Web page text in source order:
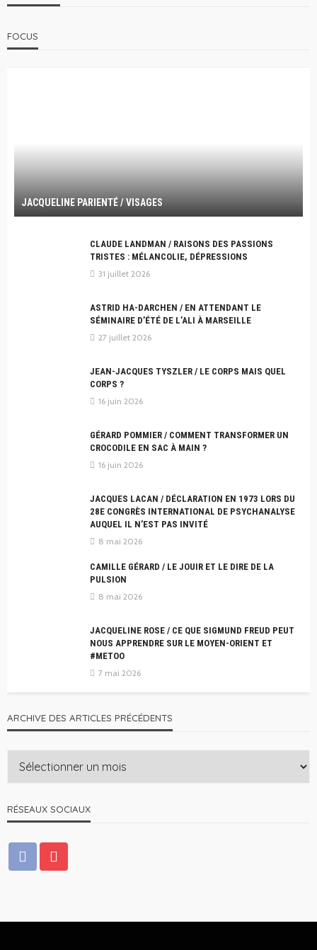
FOCUS
JACQUELINE PARIENTÉ / VISAGES
CLAUDE LANDMAN / RAISONS DES PASSIONS
TRISTES : MÉLANCOLIE, DÉPRESSIONS
31 juillet 2026
ASTRID HA-DARCHEN / EN ATTENDANT LE
SÉMINAIRE D’ÉTÉ DE L’ALI À MARSEILLE
27 juillet 2026
JEAN-JACQUES TYSZLER / LE CORPS MAIS QUEL
CORPS ?
16 juin 2026
GÉRARD POMMIER / COMMENT TRANSFORMER UN
CROCODILE EN SAC À MAIN ?
16 juin 2026
JACQUES LACAN / DÉCLARATION EN 1973 LORS DU
28E CONGRÈS INTERNATIONAL DE PSYCHANALYSE
AUQUEL IL N’EST PAS INVITÉ
8 mai 2026
CAMILLE GÉRARD / LE JOUIR ET LE DIRE DE LA
PULSION
8 mai 2026
JACQUELINE ROSE / CE QUE SIGMUND FREUD PEUT
NOUS APPRENDRE SUR LE MOYEN-ORIENT ET
#METOO
7 mai 2026
ARCHIVE DES ARTICLES PRÉCÉDENTS
RÉSEAUX SOCIAUX